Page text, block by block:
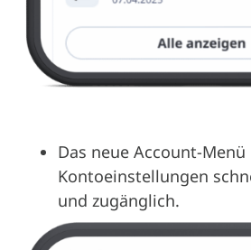
Das neue Account-
Kontoeinstellungen
und zugänglich.